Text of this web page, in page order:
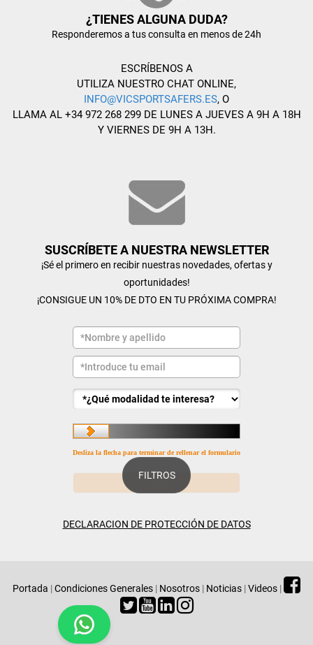
FILTROS
¿TIENES ALGUNA DUDA?
Responderemos a tus consulta en menos de 24h
ESCRÍBENOS A
UTILIZA NUESTRO CHAT ONLINE,
INFO@VICSPORTSAFERS.ES, O
LLAMA AL +34 972 268 299 DE LUNES A JUEVES A 9H A 18H
Y VIERNES DE 9H A 13H.
SUSCRÍBETE A NUESTRA NEWSLETTER
¡Sé el primero en recibir nuestras novedades, ofertas y
oportunidades!
¡CONSIGUE UN 10% DE DTO EN TU PRÓXIMA COMPRA!
Desliza la flecha para terminar de rellenar el formulario
DECLARACION DE PROTECCIÓN DE DATOS
Portada |Condiciones Generales | Nosotros | Noticias |Videos |